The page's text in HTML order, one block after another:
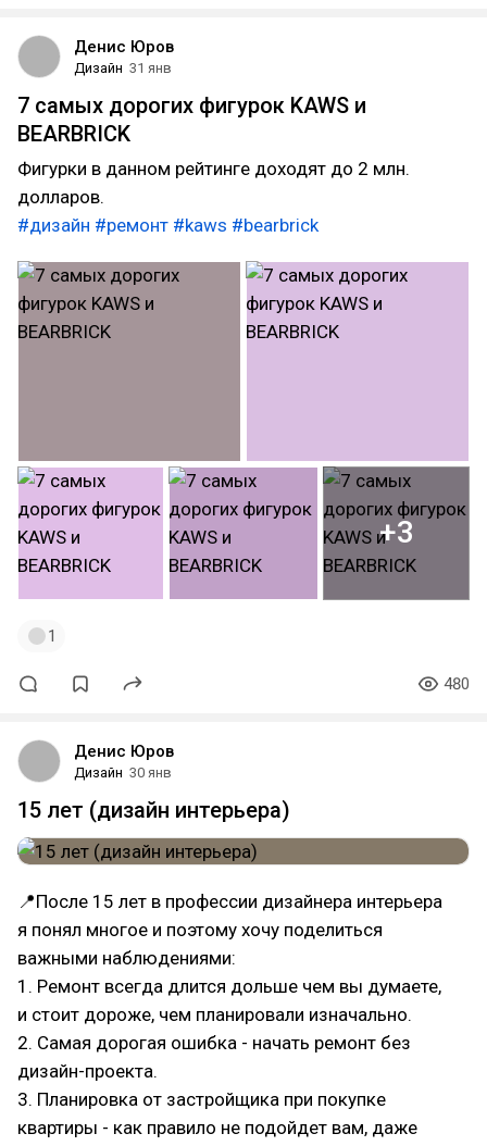
Денис Юров
Дизайн 31 янв
7 самых дорогих фигурок KAWS и
BEARBRICK
Фигурки в данном рейтинге доходят до 2 млн.
долларов.
#дизайн #ремонт #kaws #bearbrick
+3
1
480
Денис Юров
Дизайн 30 янв
15 лет (дизайн интерьера)
📍После 15 лет в профессии дизайнера интерьера
я понял многое и поэтому хочу поделиться
важными наблюдениями:
1. Ремонт всегда длится дольше чем вы думаете,
и стоит дороже, чем планировали изначально.
2. Самая дорогая ошибка - начать ремонт без
дизайн-проекта.
3. Планировка от застройщика при покупке
квартиры - как правило не подойдет вам, даже